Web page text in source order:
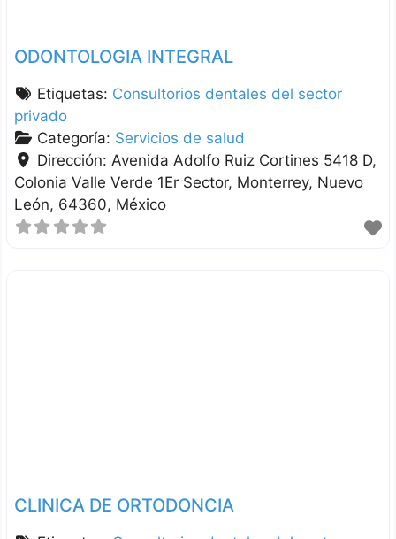
ODONTOLOGIA INTEGRAL
Etiquetas: Consultorios dentales del sector
privado
Categoría: Servicios de salud
Dirección: Avenida Adolfo Ruiz Cortines 5418 D,
Colonia Valle Verde 1Er Sector Monterrey Nuevo
León 64360 México
CLINICA DE ORTODONCIA